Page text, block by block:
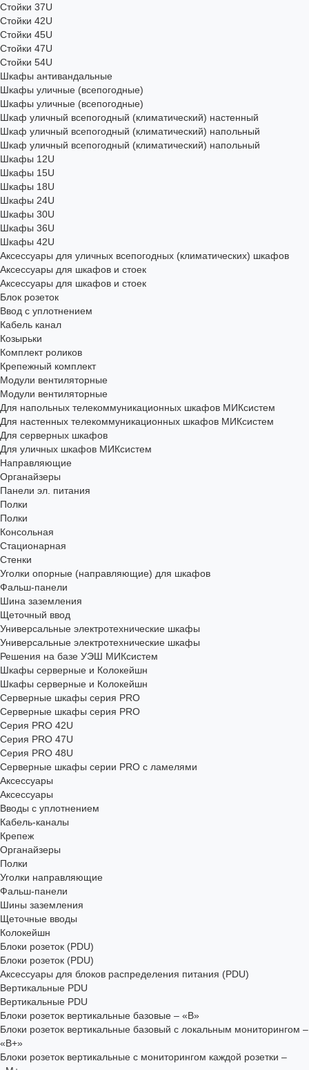
Стойки 37U
Стойки 42U
Стойки 45U
Стойки 47U
Стойки 54U
Шкафы антивандальные
Шкафы уличные (всепогодные)
Шкафы уличные (всепогодные)
Шкаф уличный всепогодный (климатический) настенный
Шкаф уличный всепогодный (климатический) напольный
Шкаф уличный всепогодный (климатический) напольный
Шкафы 12U
Шкафы 15U
Шкафы 18U
Шкафы 24U
Шкафы 30U
Шкафы 36U
Шкафы 42U
Аксессуары для уличных всепогодных (климатических) шкафов
Аксессуары для шкафов и стоек
Аксессуары для шкафов и стоек
Блок розеток
Ввод с уплотнением
Кабель канал
Козырьки
Комплект роликов
Крепежный комплект
Модули вентиляторные
Модули вентиляторные
Для напольных телекоммуникационных шкафов МИКсистем
Для настенных телекоммуникационных шкафов МИКсистем
Для серверных шкафов
Для уличных шкафов МИКсистем
Направляющие
Органайзеры
Панели эл. питания
Полки
Полки
Консольная
Стационарная
Стенки
Уголки опорные (направляющие) для шкафов
Фальш-панели
Шина заземления
Щеточный ввод
Универсальные электротехнические шкафы
Универсальные электротехнические шкафы
Решения на базе УЭШ МИКсистем
Шкафы серверные и Колокейшн
Шкафы серверные и Колокейшн
Серверные шкафы серия PRO
Серверные шкафы серия PRO
Серия PRO 42U
Серия PRO 47U
Серия PRO 48U
Серверные шкафы серии PRO с ламелями
Аксессуары
Аксессуары
Вводы с уплотнением
Кабель-каналы
Крепеж
Органайзеры
Полки
Уголки направляющие
Фальш-панели
Шины заземления
Щеточные вводы
Колокейшн
Блоки розеток (PDU)
Блоки розеток (PDU)
Аксессуары для блоков распределения питания (PDU)
Вертикальные PDU
Вертикальные PDU
Блоки розеток вертикальные базовые – «В»
Блоки розеток вертикальные базовый с локальным мониторингом –
«В+»
Блоки розеток вертикальные с мониторингом каждой розетки –